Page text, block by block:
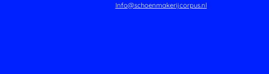
Info@schoenmakerijcorpus.nl